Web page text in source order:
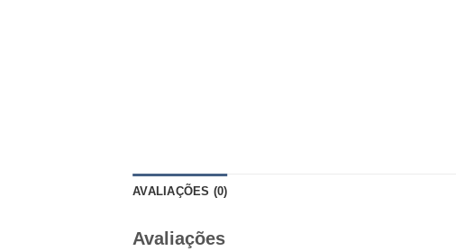
AVALIAÇÕES (0)
Avaliações